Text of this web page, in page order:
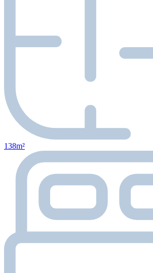
138m²